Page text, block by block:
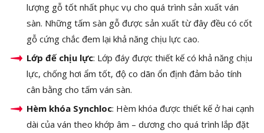
lượng gỗ tốt nhất phục vụ cho quá trình sản xuất ván
sàn. Những tấm sàn gỗ được sản xuất từ đây đều có cốt
gỗ cứng chắc đem lại khả năng chịu lực cao.
Lớp đế chịu lực: Lớp đáy được thiết kế có khả năng chịu
lực, chống hơi ẩm tốt, độ co dãn ổn định đảm bảo tính
cân bằng cho tấm ván sàn.
Hèm khóa Synchloc: Hèm khóa được thiết kế ở hai cạnh
dài của ván theo khớp âm – dương cho quá trình lắp đặt